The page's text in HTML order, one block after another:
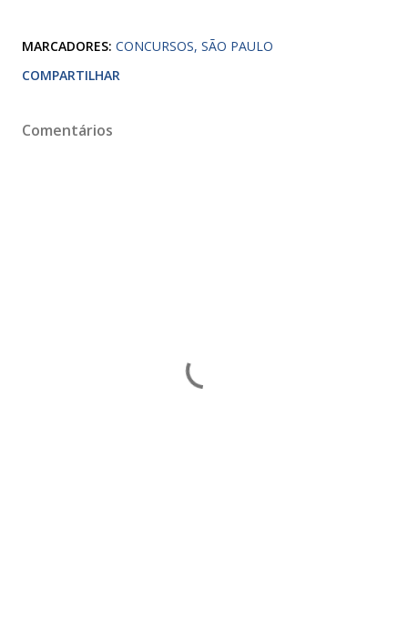
MARCADORES: CONCURSOS SÃO PAULO
COMPARTILHAR
Comentários